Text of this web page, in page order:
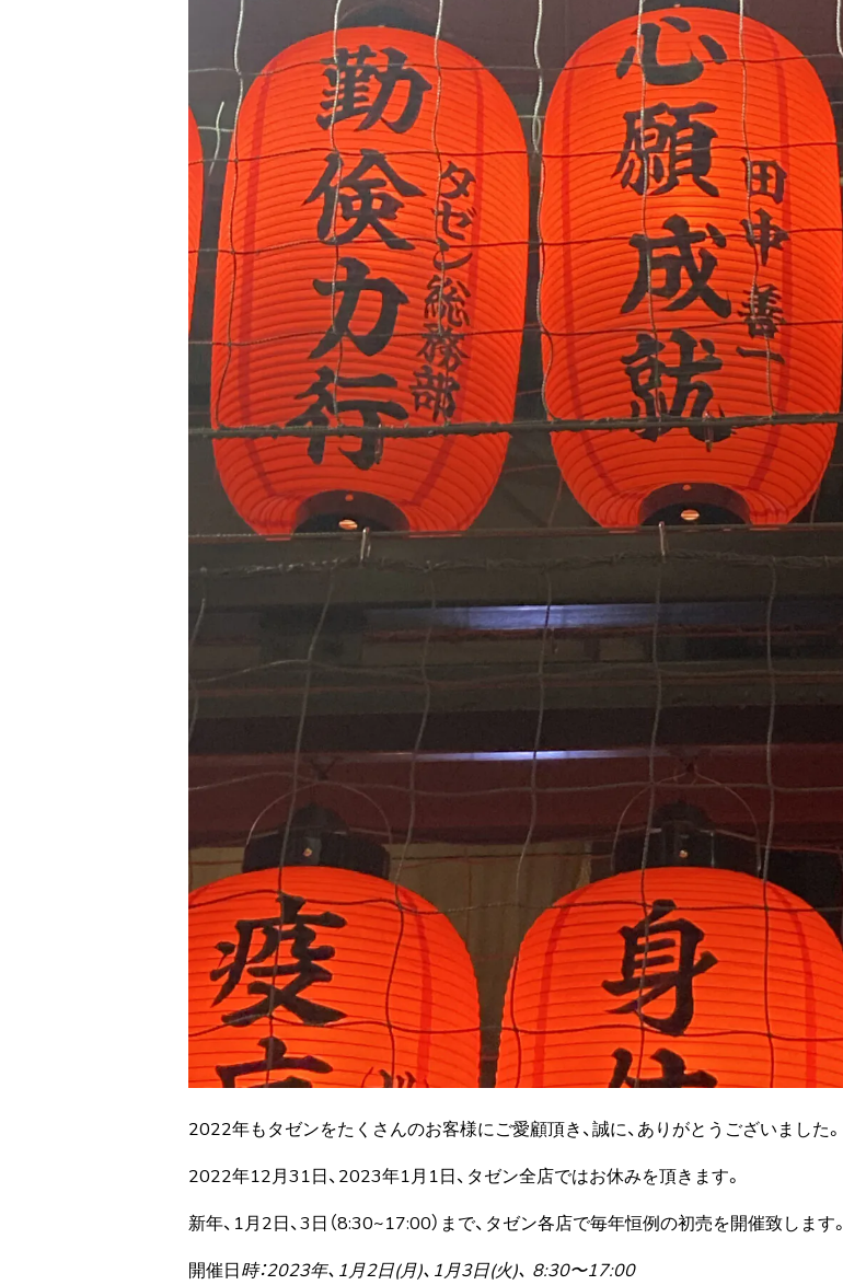
2022年もタゼンをたくさんのお客様にご愛顧頂き、誠に、ありがとうございました。
2022年12月31日、2023年1月1日、タゼン全店ではお休みを頂きます。
新年、1月2日、3日（8:30~17:00）まで、タゼン各店で毎年恒例の初売を開催致します。
開催日時：2023年、1月2日(月)、1月3日(火)、 8:30〜17:00